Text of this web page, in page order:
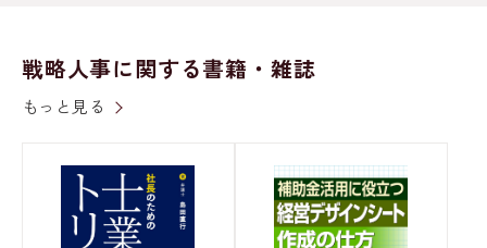
戦略人事に関する書籍・雑誌
もっと見る